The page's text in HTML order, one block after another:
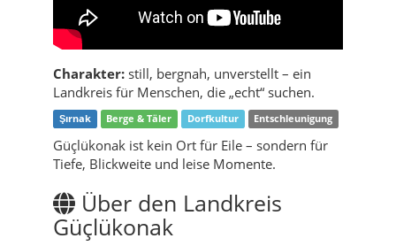
Charakter: still, bergnah, unverstellt – ein
Landkreis für Menschen, die „echt“ suchen.
Şırnak Berge & Täler Dorfkultur Entschleunigung
Güçlükonak ist kein Ort für Eile – sondern für
Tiefe, Blickweite und leise Momente.
Über den Landkreis
Güçlükonak